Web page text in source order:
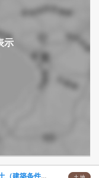
パークナードテラス可児市下恵土（建築条件付）